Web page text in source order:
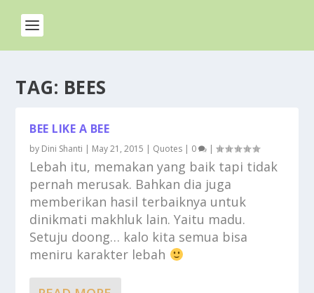
TAG: BEES
BEE LIKE A BEE
by Dini Shanti | May 21, 2015 | Quotes | 0 |
Lebah itu, memakan yang baik tapi tidak
pernah merusak. Bahkan dia juga
memberikan hasil terbaiknya untuk
dinikmati makhluk lain. Yaitu madu.
Setuju doong… kalo kita semua bisa
meniru karakter lebah